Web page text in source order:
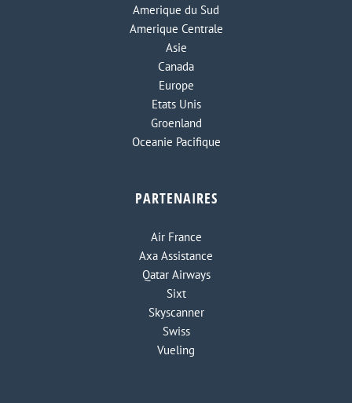
Amerique du Sud
Amerique Centrale
Asie
Canada
Europe
Etats Unis
Groenland
Oceanie Pacifique
PARTENAIRES
Air France
Axa Assistance
Qatar Airways
Sixt
Skyscanner
Swiss
Vueling